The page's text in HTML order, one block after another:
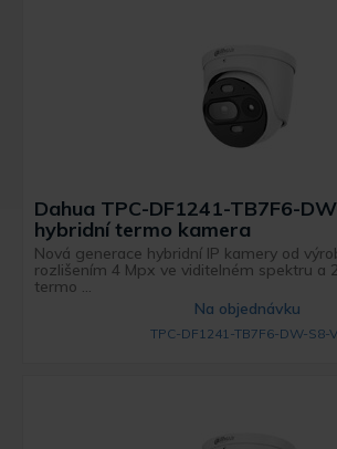
Dahua TPC-DF1241-TB7F6-
hybridní termo kamera
Nová generace hybridní IP kamery od
rozlišením 4 Mpx ve viditelném spektru a
termo ...
Na objednávku
TPC-DF1241-TB7F6-DW-S8-